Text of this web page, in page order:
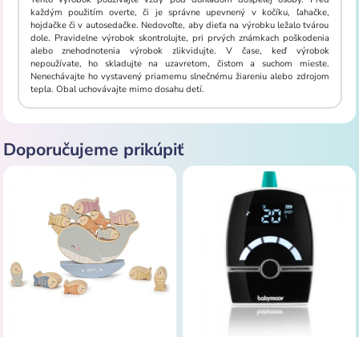
každým použitím overte, či je správne upevnený v kočíku, ľahačke,
hojdačke či v autosedačke. Nedovoľte, aby dieťa na výrobku ležalo tvárou
dole. Pravidelne výrobok skontrolujte, pri prvých známkach poškodenia
alebo znehodnotenia výrobok zlikvidujte. V čase, keď výrobok
nepoužívate, ho skladujte na uzavretom, čistom a suchom mieste.
Nenechávajte ho vystavený priamemu slnečnému žiareniu alebo zdrojom
tepla. Obal uchovávajte mimo dosahu detí.
Doporučujeme prikúpiť